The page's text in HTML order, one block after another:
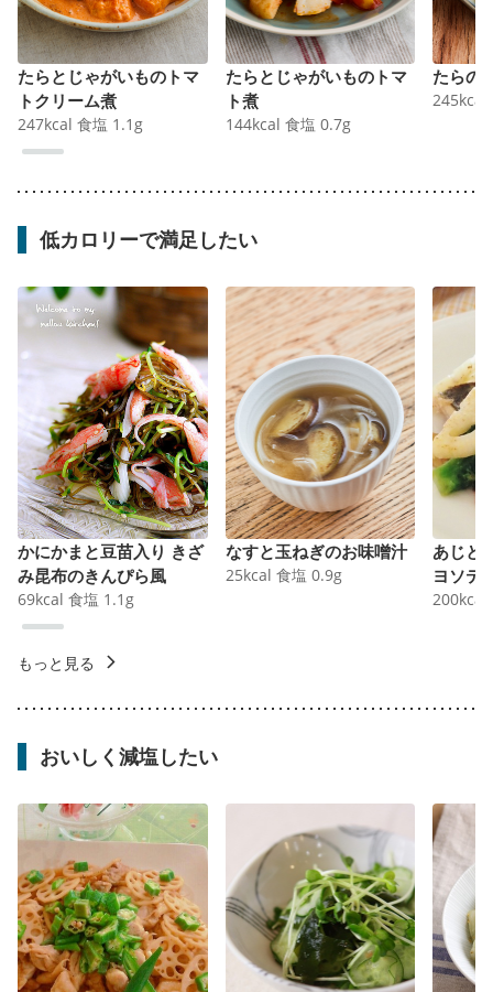
たらとじゃがいものトマ
トクリーム煮
247kcal 食塩 1.1 g
たらとじゃがいものトマ
ト煮
144kcal 食塩 0.7g
たらの
245kcal
低カロリーで満足したい
かにかまと豆苗入り きざ
み昆布のきんぴら風
69kcal 食塩 1.1 g
なすと玉ねぎのお味噌汁
25kcal 食塩 0.9g
あじと
ヨソテ
200kcal
もっと見る
おいしく減塩したい